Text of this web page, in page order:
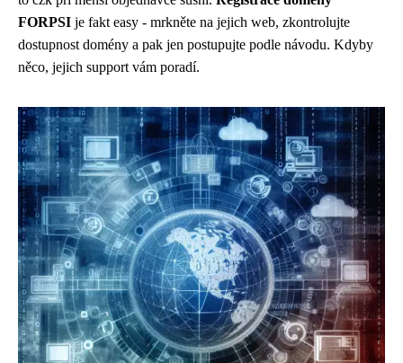
FORPSI je fakt easy - mrkněte na jejich web, zkontrolujte
dostupnost domény a pak jen postupujte podle návodu. Kdyby
něco, jejich support vám poradí.